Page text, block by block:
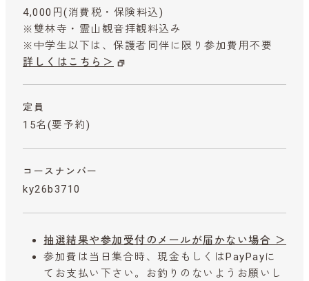
4,000円 (消費税・保険料込)
※雙林寺・霊山観音拝観料込み
※中学生以下は、保護者同伴に限り参加費用不要
詳しくはこちら＞
定員
15名(要予約)
コースナンバー
ky26b3710
抽選結果や参加受付のメールが届かない場合 ＞
参加費は当日集合時、現金もしくはPayPayに
てお支払い下さい。お釣りのないようお願いし